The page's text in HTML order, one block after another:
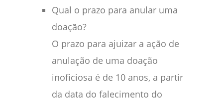
Qual o prazo para anular uma
doação?
O prazo para ajuizar a ação de
anulação de uma doação
inoficiosa é de 10 anos, a partir
da data do falecimento do